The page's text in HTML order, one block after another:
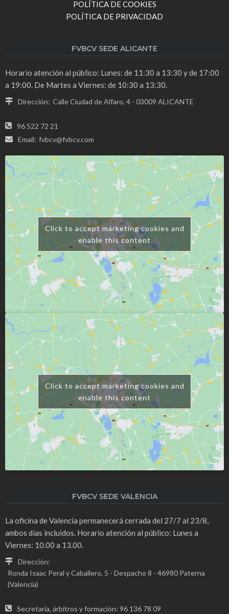
POLÍTICA DE COOKIES
POLÍTICA DE PRIVACIDAD
FVBCV SEDE ALICANTE
Horario atención al público: Lunes: de 11:30 a 13:30 y de 17:00
a 19:00. De Martes a Viernes: de 10:30 a 13:30.
Dirección: Calle Ciudad de Alfaro, 4 - 03009 ALICANTE
96 522 72 21
Email: fvbcv@fvbcv.com
Click to accept márketing cookies and
enable this content
Click to accept márketing cookies and
enable this content
FVBCV SEDE VALENCIA
La oficina de Valencia permanecerá cerrada del 27/7 al 23/8,
ambos días incluidos. Horario atención al público: Lunes a
Viernes: 10.00 a 13.00.
Dirección:
Ronda Isaac Peral y Caballero, 5 - Despacho 8 - 46980 Paterna
(Valencia)
Secretaria, árbitros y formación: 96 136 78 09